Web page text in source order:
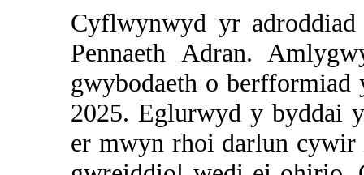
Cyflwynwyd yr
Pennaeth Adran.
gwybodaeth o
2025. Eglurwyd y byddai
er mwyn rhoi darlun